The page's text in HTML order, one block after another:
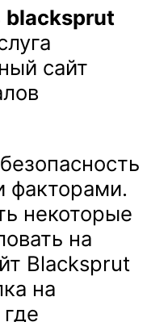
blacksprut
сайт
факторами.
некоторые
на
Blacksprut
на